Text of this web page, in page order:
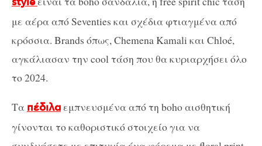
με αέρα από Seventies και σχέδια φτιαγμένα από
κρόσσια. Brands όπως, Chemena Kamali και Chloé,
αγκάλιασαν την cool τάση που θα κυριαρχήσει όλο
το 2024.
Τα πέδιλαεμπνευσμένα από τη boho αισθητική
γίνονται το καθοριστικό στοιχείο για να